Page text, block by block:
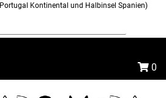
Kontinental und Halbinsel Spanien)
0